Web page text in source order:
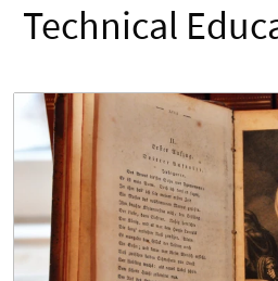
Technical